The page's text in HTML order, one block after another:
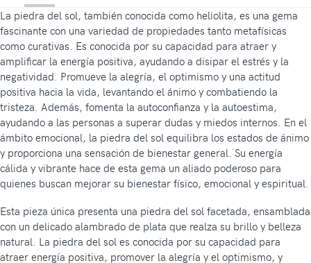
La piedra del sol, también conocida como heliolita, es una gema
fascinante con una variedad de propiedades tanto metafísicas
como curativas. Es conocida por su capacidad para atraer y
amplificar la energía positiva, ayudando a disipar el estrés y la
negatividad. Promueve la alegría, el optimismo y una actitud
positiva hacia la vida, levantando el ánimo y combatiendo la
tristeza. Además, fomenta la autoconfianza y la autoestima,
ayudando a las personas a superar dudas y miedos internos. En el
ámbito emocional, la piedra del sol equilibra los estados de ánimo
y proporciona una sensación de bienestar general. Su energía
cálida y vibrante hace de esta gema un aliado poderoso para
quienes buscan mejorar su bienestar físico, emocional y espiritual.
Esta pieza única presenta una piedra del sol facetada, ensamblada
con un delicado alambrado de plata que realza su brillo y belleza
natural. La piedra del sol es conocida por su capacidad para
atraer energía positiva, promover la alegría y el optimismo, y